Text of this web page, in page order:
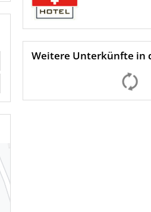
Weitere Unterkünfte in